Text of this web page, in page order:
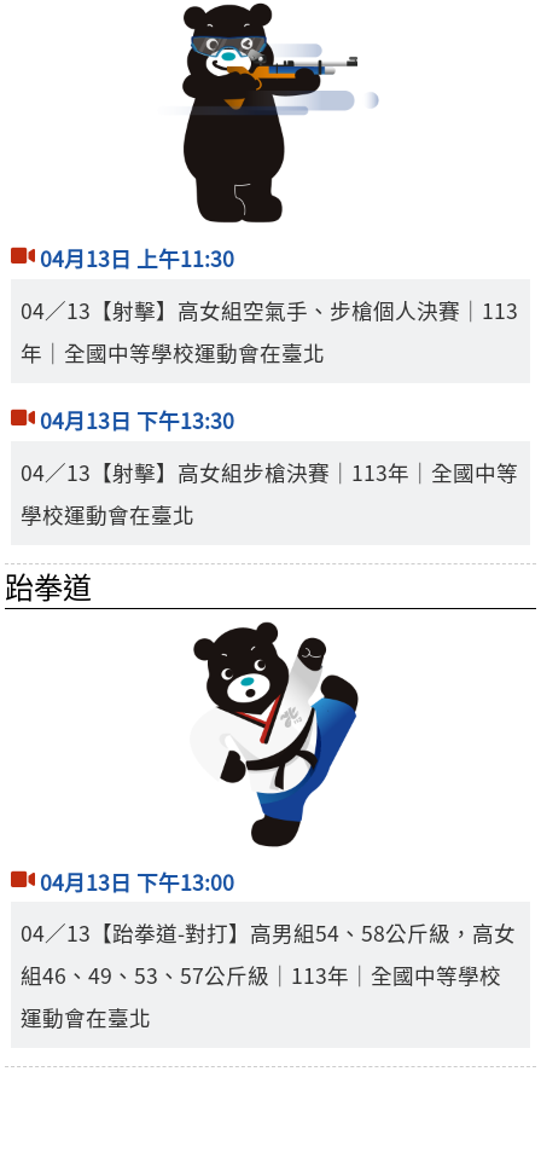
04月13日 上午11:30
04／13【射擊】高女組空氣手、步槍個人決賽｜113
年｜全國中等學校運動會在臺北
04月13日 下午13:30
04／13【射擊】高女組步槍決賽｜113年｜全國中等
學校運動會在臺北
跆拳道
04月13日 下午13:00
04／13【跆拳道-對打】高男組54、58公斤級，高女
組46、49、53、57公斤級｜113年｜全國中等學校
運動會在臺北